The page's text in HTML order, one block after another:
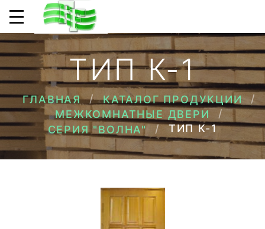
ТИП К-1
ГЛАВНАЯ
КАТАЛОГ ПРОДУКЦИИ
МЕЖКОМНАТНЫЕ ДВЕРИ
СЕРИЯ "ВОЛНА"
ТИП К-1